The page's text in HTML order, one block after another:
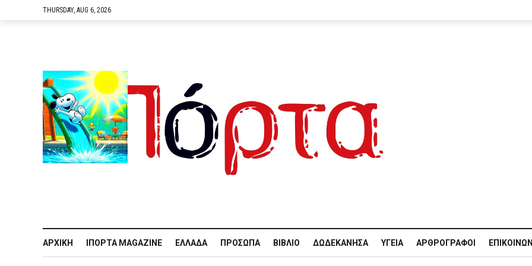
THURSDAY, AUG 6, 2026
ΑΡΧΙΚΉ IΠΌΡΤΑ MAGAZINE ΕΛΛΆΔΑ ΠΡΌΣΩΠΑ ΒΙΒΛΊΟ ΔΩΔΕΚΆΝΗΣΑ ΥΓΕΊΑ ΑΡΘΡΟΓΡΆΦΟΙ